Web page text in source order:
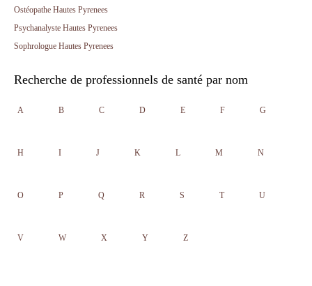
Ostéopathe Hautes Pyrenees
Psychanalyste Hautes Pyrenees
Sophrologue Hautes Pyrenees
Recherche de professionnels de santé par nom
A B C D E F G
H I J K L M N
O P Q R S T U
V W X Y Z